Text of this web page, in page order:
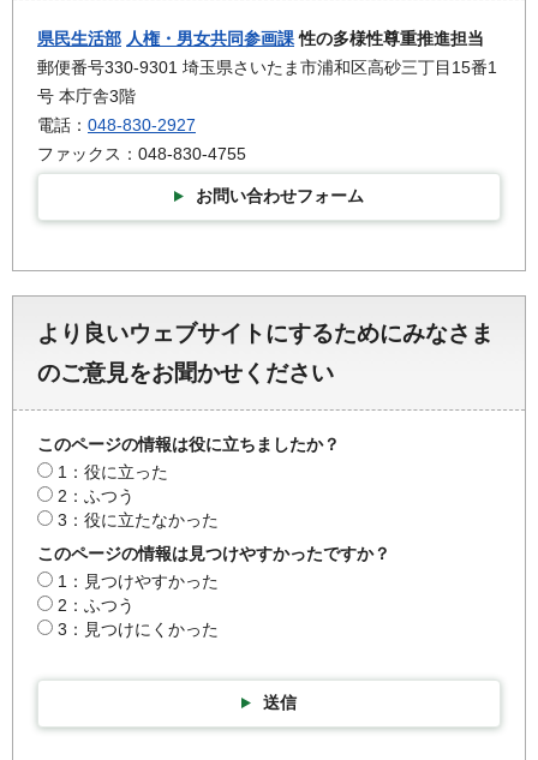
県民生活部 人権・男女共同参画課性の多様性尊重推進担当
郵便番号330-9301 埼玉県さいたま市浦和区高砂三丁目15番1
号 本庁舎3階
電話： 048-830-2927
ファックス：048-830-4755
お問い合わせフォーム
より良いウェブサイトにするためにみなさま
のご意見をお聞かせください
このページの情報は役に立ちましたか？
1：役に立った
2：ふつう
3：役に立たなかった
このページの情報は見つけやすかったですか？
1：見つけやすかった
2：ふつう
3：見つけにくかった
送信